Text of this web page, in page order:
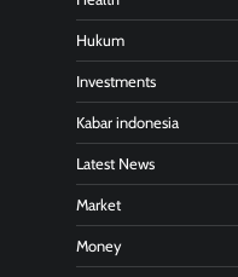
Hukum
Investments
Kabar indonesia
Latest News
Market
Money